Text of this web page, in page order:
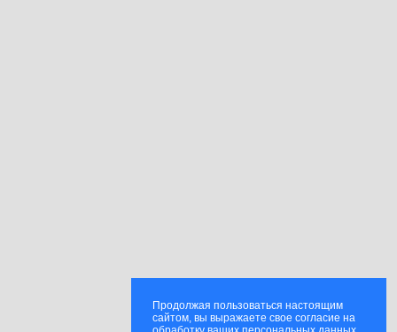
Продолжая пользоваться настоящим
сайтом, вы выражаете свое согласие на